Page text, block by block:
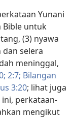
Yunani
Bible untuk
(3) nyawa
selera
meninggal,
2:7; Bilangan
3:20; lihat juga
perkataan-
mengikut